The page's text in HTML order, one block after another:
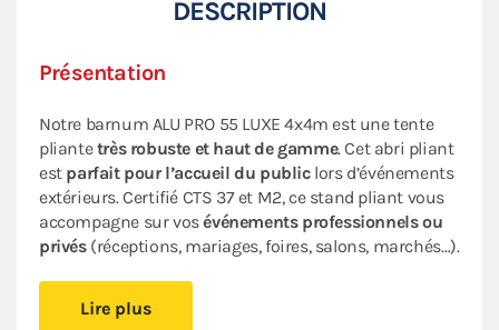
DESCRIPTION
Présentation
Notre barnum ALU PRO 55 LUXE 4x4m est une tente
pliantetrès robuste et haut de gamme. Cet abri pliant
estparfait pour l’accueil du publiclors d’événements
extérieurs.Certifié CTS 37 et M2, ce stand pliant vous
accompagne sur vosévénements professionnels ou
privés (réceptions, mariages, foires, salons, marchés…).
installer rapidement sans avoir besoin d’outil. Cette
Lire plus